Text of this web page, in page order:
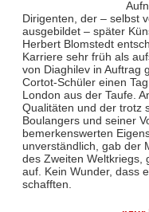
Dirigenten, der – selbst
ausgebildet – später
Herbert Blomstedt
Karriere sehr früh als
von Diaghilev in Auftrag
Cortot-Schüler einen
London aus der Taufe.
Qualitäten und der trotz
Boulangers und seiner
bemerkenswerten
unverständlich, gab der
des Zweiten Weltkriegs,
auf. Kein Wunder, dass
schafften.